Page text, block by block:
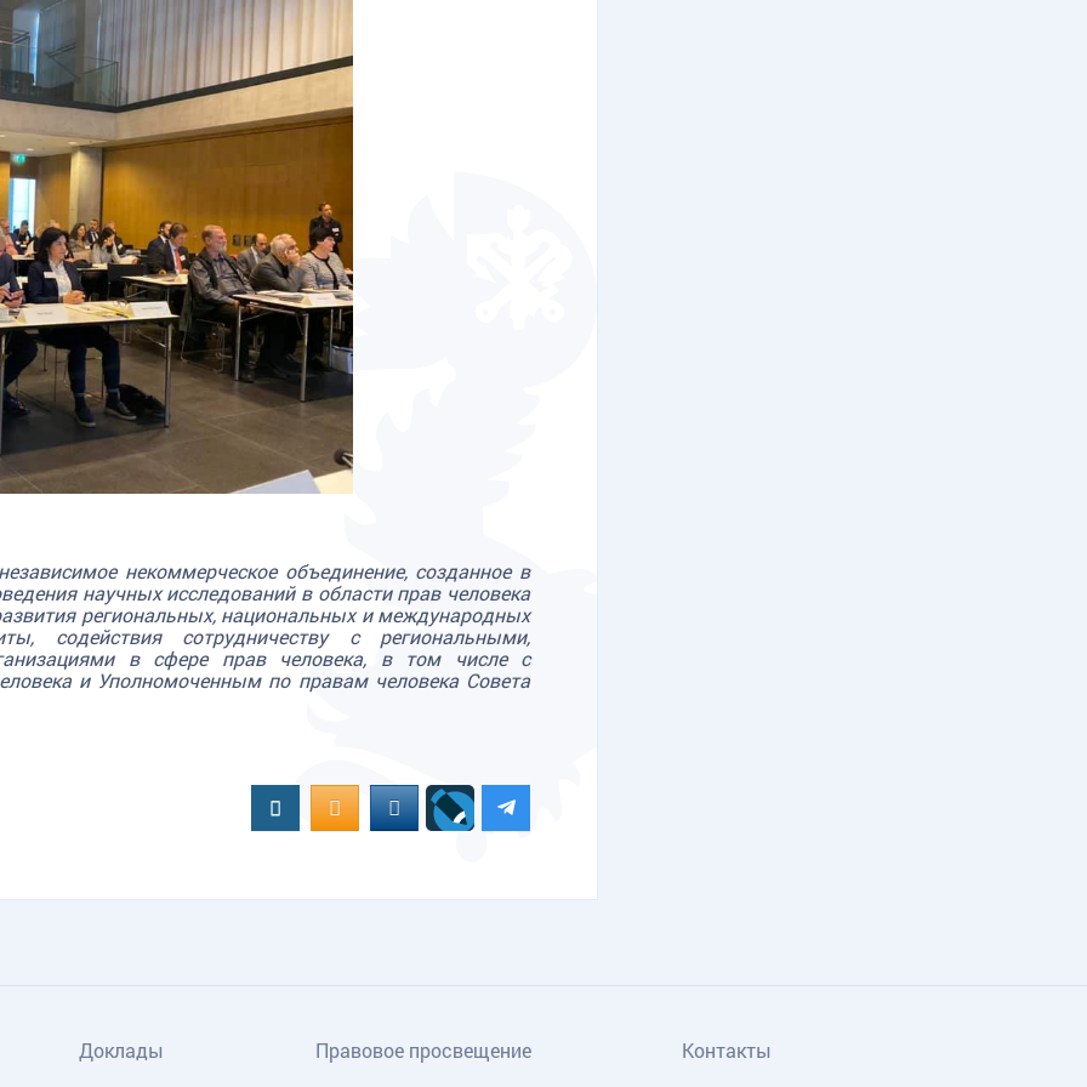
некоммерческое объединение, созданное в
научных исследований в области прав человека
региональных, национальных и международных
содействия сотрудничеству с региональными,
в сфере прав человека, в том числе с
и Уполномоченным по правам человека Совета
ВконтактеOK.RUMAIL.RU
Доклады Правовое просвещение Контакты